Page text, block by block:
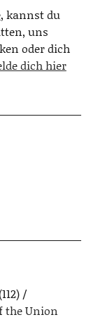
, kannst du
uns
oder dich
dich hier
the Union